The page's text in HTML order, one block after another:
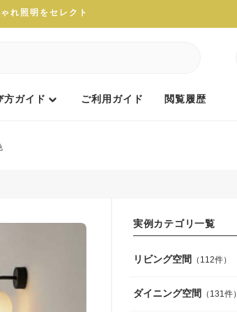
れ照明をセレクト
方ガイド ご利用ガイド 閲覧履歴
実例カテゴリ一覧
リビング空間 （112件）
ダイニング空間 （131件）